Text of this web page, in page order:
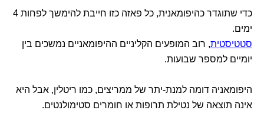
כדי שתוגדר כהיפומאנית, כל פאזה כזו חייבת להימשך לפחות 4
ימים.
סטטיסטית, רוב המופעים הקליניים ההיפומאניים נמשכים בין
יומיים למספר שבועות.
היפומאניה דומה למנת-יתר של ממריצים, כמו ריטלין, אבל היא
אינה תוצאה של נטילת תרופות או חומרים סטימולנטים.